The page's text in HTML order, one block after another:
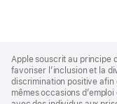
Footer
Apple souscrit au principe
favoriser l’inclusion et la
discrimination positive afin
mêmes occasions